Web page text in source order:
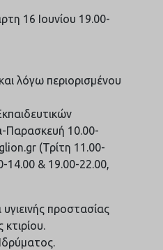
16 Ιουνίου 19.00-
λόγω περιορισμένου
Παρασκευή 10.00-
(Τρίτη 11.00-
14.00 & 19.00-22.00,
προστασίας